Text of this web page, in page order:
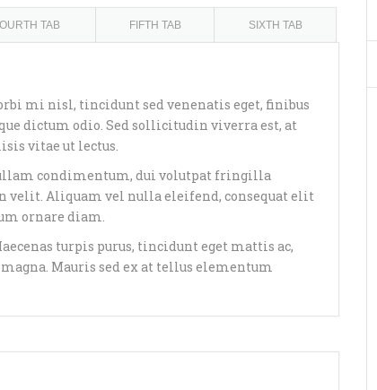
TAB FIFTH TAB SIXTH TAB
mi nisl, tincidunt sed venenatis eget, finibus
dictum odio. Sed sollicitudin viverra est, at
vitae ut lectus.
condimentum, dui volutpat fringilla
velit. Aliquam vel nulla eleifend, consequat elit
ornare diam.
turpis purus, tincidunt eget mattis ac,
Mauris sed ex at tellus elementum